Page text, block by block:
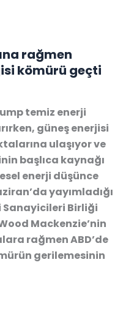
rağmen
kömürü geçti
temiz enerji
güneş enerjisi
ulaşıyor ve
başlıca kaynağı
enerji düşünce
yayımladığı
Sanayicileri Birliği
Mackenzie’nin
rağmen ABD’de
gerilemesinin